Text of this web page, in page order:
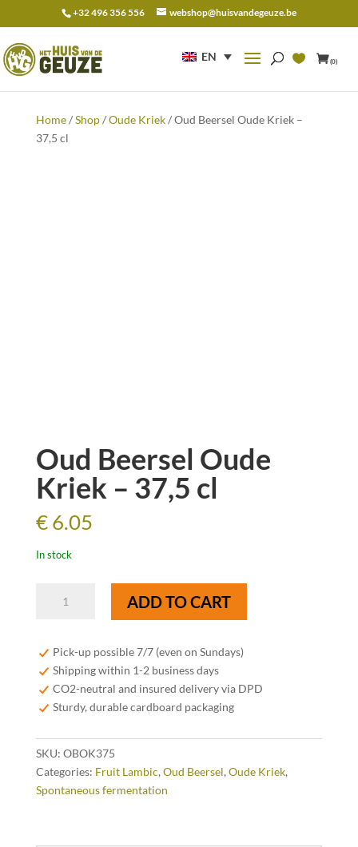
+32 496 356 556 webshop@huisvandegeuze.be
EN (0)
for:
Home/Shop/Oude Kriek/ Oud Beersel Oude Kriek –
37,5 cl
Oud Beersel Oude
Kriek – 37,5 cl
€6.05
In stock
Beersel
Kriek
37,5
ADD TO CART
Pick-up possible 7/7 (even on Sundays)
Shipping within 1-2 business days
CO2-neutral and insured delivery via DPD
Sturdy, durable cardboard packaging
SKU: OBOK375
Categories: Fruit Lambic, Oud Beersel, Oude Kriek,
Spontaneous fermentation